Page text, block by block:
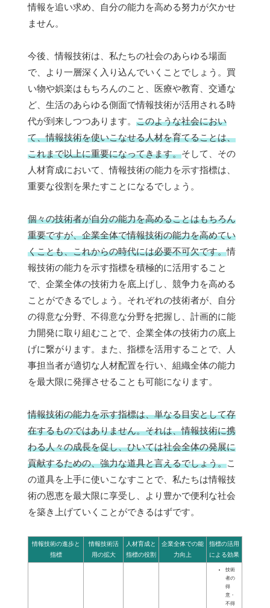
情報を追い求め、自分の能力を高める努力が欠かせ
ません。
今後、情報技術は、私たちの社会のあらゆる場面
で、より一層深く入り込んでいくことでしょう。買
い物や娯楽はもちろんのこと、医療や教育、交通な
ど、生活のあらゆる側面で情報技術が活用される時
代が到来しつつあります。 このような社会におい
て、情報技術を使いこなせる人材を育てることは、
これまで以上に重要になってきます。そして、その
人材育成において、情報技術の能力を示す指標は、
重要な役割を果たすことになるでしょう。
個々の技術者が自分の能力を高めることはもちろん
重要ですが、企業全体で情報技術の能力を高めてい
くことも、これからの時代には必要不可欠です。情
報技術の能力を示す指標を積極的に活用すること
で、企業全体の技術力を底上げし、競争力を高める
ことができるでしょう。それぞれの技術者が、自分
の得意な分野、不得意な分野を把握し、計画的に能
力開発に取り組むことで、企業全体の技術力の底上
げに繋がります。また、指標を活用することで、人
事担当者が適切な人材配置を行い、組織全体の能力
を最大限に発揮させることも可能になります。
情報技術の能力を示す指標は、単なる目安として存
在するものではありません。それは、情報技術に携
わる人々の成長を促し、ひいては社会全体の発展に
貢献するための、強力な道具と言えるでしょう。こ
の道具を上手に使いこなすことで、私たちは情報技
術の恩恵を最大限に享受し、より豊かで便利な社会
を築き上げていくことができるはずです。
情報技術の進歩と
指標
情報技術活
用の拡大
人材育成と
指標の役割
企業全体での能
力向上
指標の活用
による効果
技術
者の
得
意・
不得